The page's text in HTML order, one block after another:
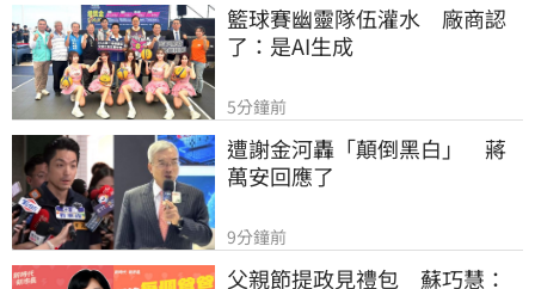
籃球賽幽靈隊伍灌水　廠商認
了：是AI生成
5分鐘前
遭謝金河轟「顛倒黑白」　蔣
萬安回應了
9分鐘前
父親節提政見禮包　蘇巧慧：